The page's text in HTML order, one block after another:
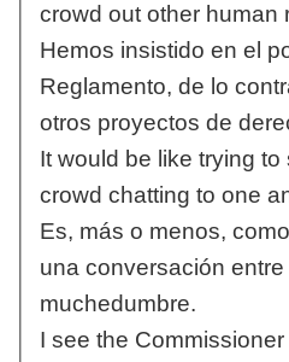
crowd out other human
Hemos insistido en el
Reglamento, de lo
otros proyectos de
It would be like trying
crowd chatting to one
Es, más o menos,
una conversación
muchedumbre.
I see the